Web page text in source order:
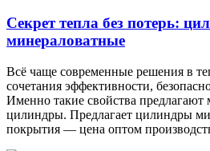
Секрет тепла без потерь:
минераловатные
Всё чаще современные решения в
сочетания эффективности,
Именно такие свойства предлагают
цилиндры. Предлагает цилиндры
покрытия — цена оптом